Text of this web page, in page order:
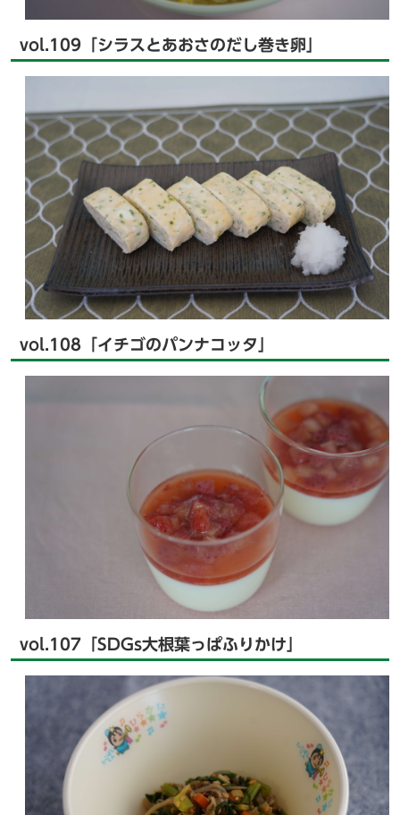
vol.109「シラスとあおさのだし巻き卵」
vol.108「イチゴのパンナコッタ」
vol.107「SDGs大根葉っぱふりかけ」